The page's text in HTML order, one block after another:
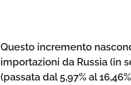
Questo incremento
importazioni da Russia (in
(passata dal 5,97% al